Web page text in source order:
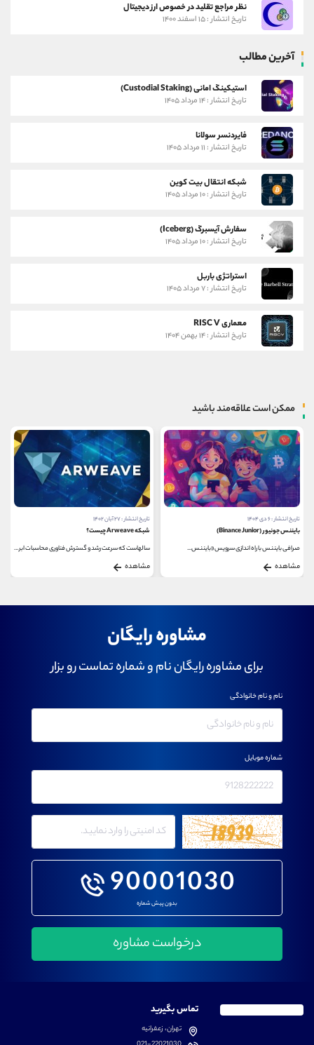
نظر مراجع تقلید در خصوص ارز دیجیتال
تاریخ انتشار : ۱۵ اسفند ۱۴۰۰
آخرین مطالب
استیکینگ امانی (Custodial Staking)
تاریخ انتشار : ۱۴ مرداد ۱۴۰۵
فایردنسر سولانا
تاریخ انتشار : ۱۱ مرداد ۱۴۰۵
شبکه انتقال بیت کوین
تاریخ انتشار : ۱۰ مرداد ۱۴۰۵
سفارش آیسبرگ (Iceberg)
تاریخ انتشار : ۱۰ مرداد ۱۴۰۵
استراتژی باربل
تاریخ انتشار : ۷ مرداد ۱۴۰۵
معماری RISC V
تاریخ انتشار : ۱۴ بهمن ۱۴۰۴
ممکن است علاقه‌مند باشید
تاریخ انتشار : ۶ دی ۱۴۰۴
بایننس جونیور (Binance Junior)
صرافی بایننس با راه ‌اندازی سرویس «بایننس...
مشاهده
تاریخ انتشار : ۲۷ آبان ۱۴۰۲
شبکه Arweave چیست؟
سالهاست که سرعت رشد و گسترش فناوری محاسبات ابری...
مشاهده
مشاوره رایگان
برای مشاوره رایگان نام و شماره تماست رو بزار
90001030
بدون پیش شماره
نام و نام خانوادگی
شماره موبایل
تماس بگیرید
تهران، زعفرانیه